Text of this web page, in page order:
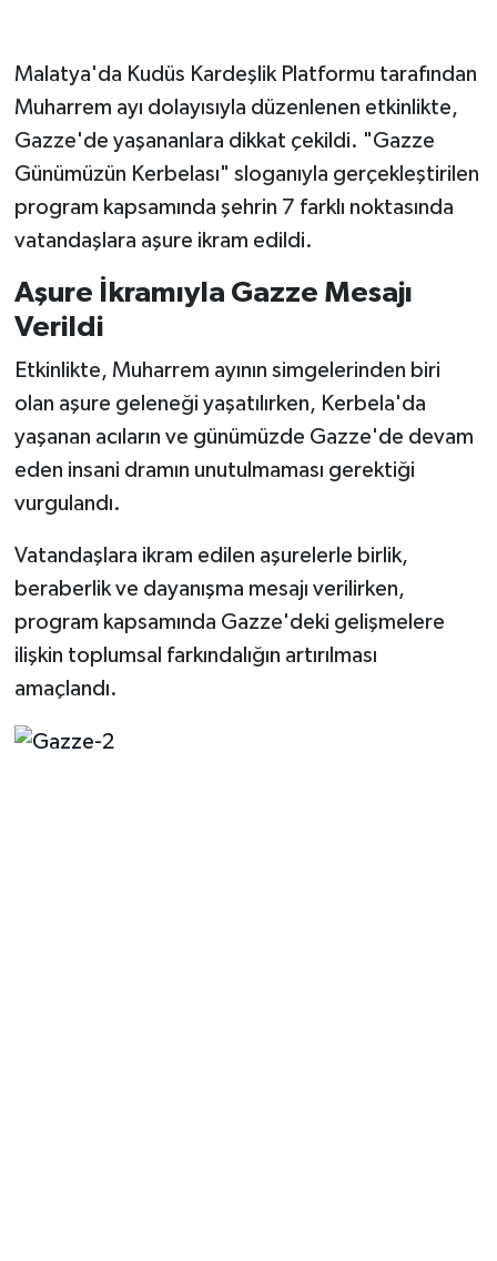
Malatya'da Kudüs Kardeşlik Platformu tarafından
Muharrem ayı dolayısıyla düzenlenen etkinlikte,
Gazze'de yaşananlara dikkat çekildi. "Gazze
Günümüzün Kerbelası" sloganıyla gerçekleştirilen
program kapsamında şehrin 7 farklı noktasında
vatandaşlara aşure ikram edildi.
Aşure İkramıyla Gazze Mesajı
Verildi
Etkinlikte, Muharrem ayının simgelerinden biri
olan aşure geleneği yaşatılırken, Kerbela'da
yaşanan acıların ve günümüzde Gazze'de devam
eden insani dramın unutulmaması gerektiği
vurgulandı.
Vatandaşlara ikram edilen aşurelerle birlik,
beraberlik ve dayanışma mesajı verilirken,
program kapsamında Gazze'deki gelişmelere
ilişkin toplumsal farkındalığın artırılması
amaçlandı.